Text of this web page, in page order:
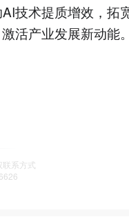
技术提质增效，拓
活产业发展新动能。
系方式